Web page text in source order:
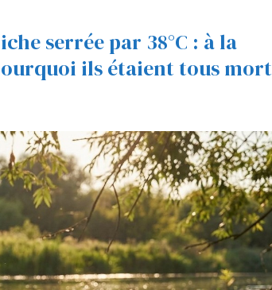
serrée par 38°C : à la
ils étaient tous